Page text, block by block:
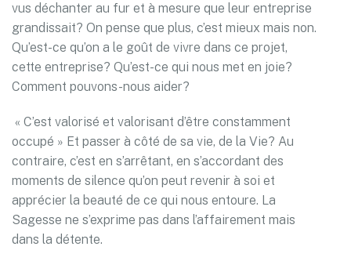
vus déchanter au fur et à mesure que leur entreprise
grandissait? On pense que plus, c’est mieux mais non.
Qu’est-ce qu’on a le goût de vivre dans ce projet,
cette entreprise? Qu’est-ce qui nous met en joie?
Comment pouvons-nous aider?
« C’est valorisé et valorisant d’être constamment
occupé » Et passer à côté de sa vie, de la Vie? Au
contraire, c’est en s’arrêtant, en s’accordant des
moments de silence qu’on peut revenir à soi et
apprécier la beauté de ce qui nous entoure. La
Sagesse ne s’exprime pas dans l’affairement mais
dans la détente.